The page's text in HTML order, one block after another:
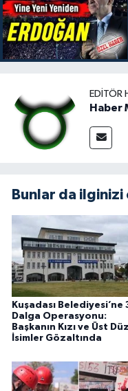
EDITÖR
Haber
Bunlar da
Kuşadası Belediyesi’ne
Dalga Operasyonu:
Başkanın Kızı ve Üst
İsimler Gözaltında